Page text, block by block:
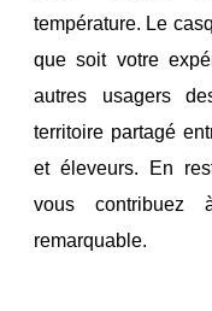
température. Le
que soit votre
autres usagers
territoire partagé
et éleveurs.
En
vous contribuez
remarquable.